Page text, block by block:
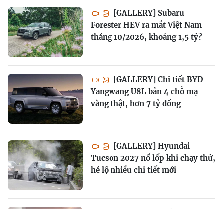
[GALLERY] Subaru
Forester HEV ra mắt Việt Nam
tháng 10/2026, khoảng 1,5 tỷ?
[GALLERY] Chi tiết BYD
Yangwang U8L bản 4 chỗ mạ
vàng thật, hơn 7 tỷ đồng
[GALLERY] Hyundai
Tucson 2027 nổ lốp khi chạy thử,
hé lộ nhiều chi tiết mới